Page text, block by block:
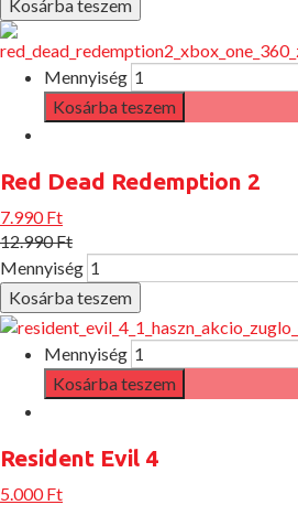
Mennyiség
Red Dead Redemption 2
7.990 Ft
12.990 Ft
Mennyiség
Mennyiség
Resident Evil 4
5.000 Ft